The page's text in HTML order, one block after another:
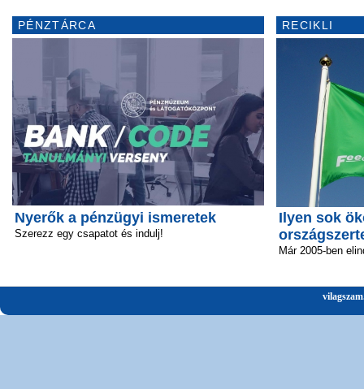
PÉNZTÁRCA
Nyerők a pénzügyi ismeretek
Szerezz egy csapatot és indulj!
RECIKLI
Ilyen sok
Már 2005-ben